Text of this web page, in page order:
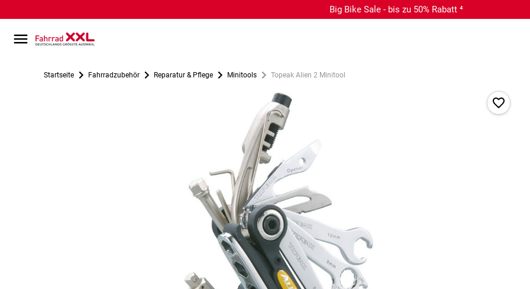
Big Bike Sale - bis zu 50% Rabatt ⁴
Startseite Fahrradzubehör Reparatur & Pflege Minitools Topeak Alien 2 Minitool